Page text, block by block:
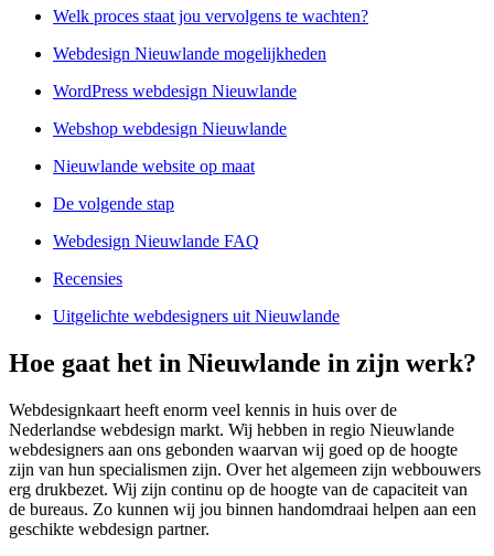
Welk proces staat jou vervolgens te wachten?
Webdesign Nieuwlande mogelijkheden
WordPress webdesign Nieuwlande
Webshop webdesign Nieuwlande
Nieuwlande website op maat
De volgende stap
Webdesign Nieuwlande FAQ
Recensies
Uitgelichte webdesigners uit Nieuwlande
Hoe gaat het in Nieuwlande in zijn werk?
Webdesignkaart heeft enorm veel kennis in huis over de
Nederlandse webdesign markt. Wij hebben in regio Nieuwlande
webdesigners aan ons gebonden waarvan wij goed op de hoogte
zijn van hun specialismen zijn. Over het algemeen zijn webbouwers
erg drukbezet. Wij zijn continu op de hoogte van de capaciteit van
de bureaus. Zo kunnen wij jou binnen handomdraai helpen aan een
geschikte webdesign partner.